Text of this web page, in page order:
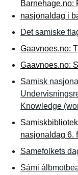
Barnehage.no:
nasjonaldag i
Det samiske
Gaavnoes.no:
Gaavnoes.no:
Samisk
Knowledge
nasjonaldag 6.
Samefolkets
Sámi